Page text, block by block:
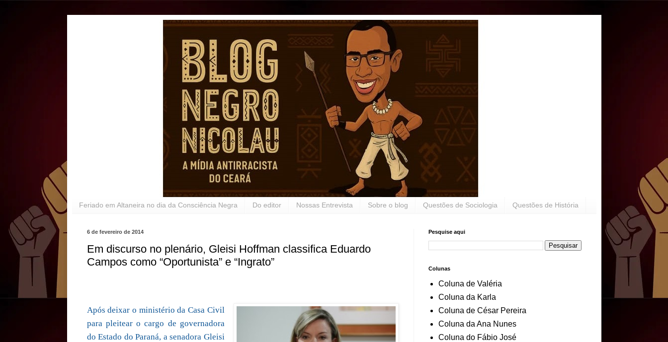
Feriado em Altaneira no dia da Consciência Negra Do editor Nossas Entrevista Sobre o blog Questões de Sociologia Questões de História
6 de fevereiro de 2014
Em discurso no plenário, Gleisi Hoffman classifica Eduardo
Campos como “Oportunista” e “Ingrato”
Após deixar o ministério da Casa Civil
para pleitear o cargo de governadora
do Estado do Paraná, a senadora Gleisi
Pesquise aqui
Colunas
Coluna de Valéria
Coluna da Karla
Coluna de César Pereira
Coluna da Ana Nunes
Coluna do Fábio José